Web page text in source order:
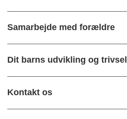
Samarbejde med forældre
Dit barns udvikling og trivsel
Kontakt os